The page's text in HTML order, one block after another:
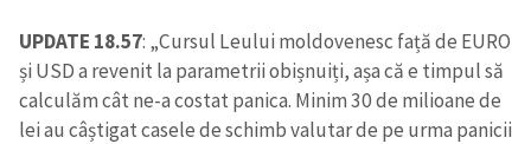
UPDATE 18.57: „Cursul Leului moldovenesc față de EURO
și USD a revenit la parametrii obișnuiți, așa că e timpul să
calculăm cât ne-a costat panica. Minim 30 de milioane de
lei au câștigat casele de schimb valutar de pe urma panicii